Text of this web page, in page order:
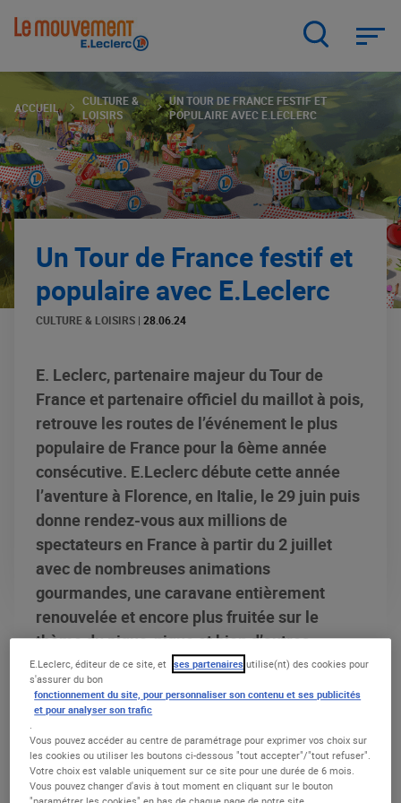
ACCUEIL
CULTURE &
LOISIRS
UN TOUR DE FRANCE FESTIF ET
POPULAIRE AVEC E.LECLERC
Un Tour de France festif et
populaire avec E.Leclerc
CULTURE & LOISIRS | 28.06.24
E. Leclerc, partenaire majeur du Tour de
France et partenaire officiel du maillot à pois,
retrouve les routes de l’événement le plus
populaire de France pour la 6ème année
consécutive. E.Leclerc débute cette année
l’aventure à Florence, en Italie, le 29 juin puis
donne rendez-vous aux millions de
spectateurs en France à partir du 2 juillet
avec de nombreuses animations
gourmandes, une caravane entièrement
renouvelée et encore plus fruitée sur le
thème du pique-nique et bien d’autres
surprises !
LE COÉQUIPIER DES GRIMPEURS ET
GRIMPEUSES
E.Leclerc, éditeur de ce site, et ses partenaires utilise(nt) des cookies pour
s'assurer du bon
fonctionnement du site, pour personnaliser son contenu et ses publicités
et pour analyser son trafic
.
Vous pouvez accéder au centre de paramétrage pour exprimer vos choix sur
les cookies ou utiliser les boutons ci-dessous "tout accepter"/"tout refuser".
Votre choix est valable uniquement sur ce site pour une durée de 6 mois.
Vous pouvez changer d'avis à tout moment en cliquant sur le bouton